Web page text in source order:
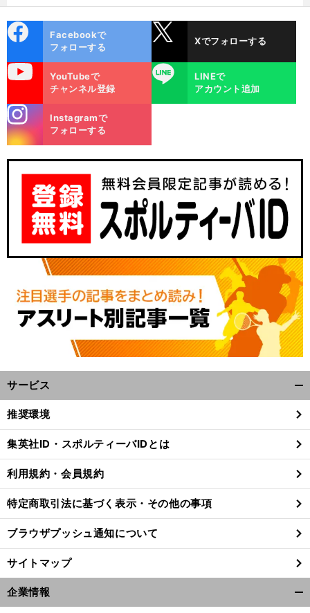
選ぶ理由
ok
Facebookで
フォローする
Xでフォローする
YouTubeで
チャンネル登録
LINE
LINEで
アカウント追加
m
Instagramで
フォローする
サービス
閉
る
推奨環境
集英社ID・スポルティーバIDとは
利用規約・会員規約
特定商取引法に基づく表示・その他の事項
ブラウザプッシュ通知について
サイトマップ
企業情報